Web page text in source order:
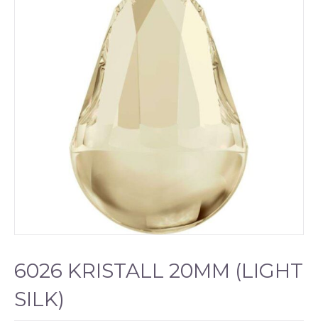
6026 KRISTALL 20MM (LIGHT
SILK)